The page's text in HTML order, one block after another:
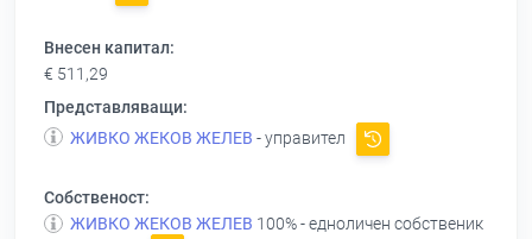
Внесен капитал:
€ 511,29
Представляващи:
ЖИВКО ЖЕКОВ ЖЕЛЕВ - управител
Собственост:
ЖИВКО ЖЕКОВ ЖЕЛЕВ 100% - едноличен собственик